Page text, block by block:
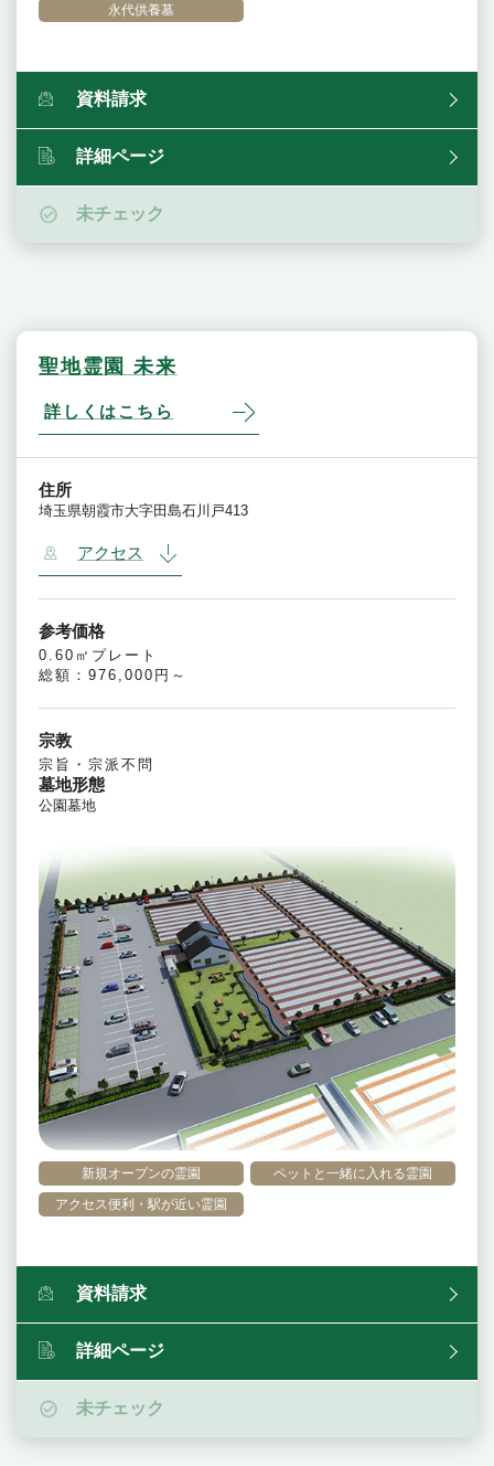
永代供養墓
資料請求
詳細ページ
未チェック
聖地霊園 未来
詳しくはこちら
新規オープンの霊園
ペットと一緒に入れる霊園
アクセス便利・駅が近い霊園
住所
埼玉県朝霞市大字田島石川戸413
アクセス
参考価格
0.60㎡プレート
総額：976,000円～
宗教
宗旨・宗派不問
墓地形態
公園墓地
資料請求
詳細ページ
未チェック